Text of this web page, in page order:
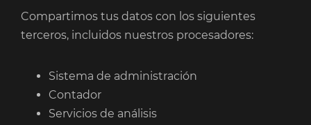
Compartimos tus datos con los siguientes
terceros, incluidos nuestros procesadores:
Sistema de administración
Contador
Servicios de análisis